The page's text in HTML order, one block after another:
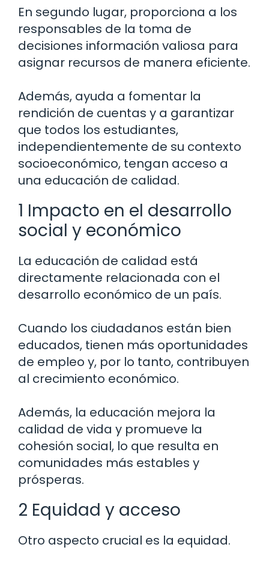
En segundo lugar, proporciona a los
responsables de la toma de
decisiones información valiosa para
asignar recursos de manera eficiente.
Además, ayuda a fomentar la
rendición de cuentas y a garantizar
que todos los estudiantes,
independientemente de su contexto
socioeconómico, tengan acceso a
una educación de calidad.
1 Impacto en el desarrollo
social y económico
La educación de calidad está
directamente relacionada con el
desarrollo económico de un país.
Cuando los ciudadanos están bien
educados, tienen más oportunidades
de empleo y, por lo tanto, contribuyen
al crecimiento económico.
Además, la educación mejora la
calidad de vida y promueve la
cohesión social, lo que resulta en
comunidades más estables y
prósperas.
2 Equidad y acceso
Otro aspecto crucial es la equidad.